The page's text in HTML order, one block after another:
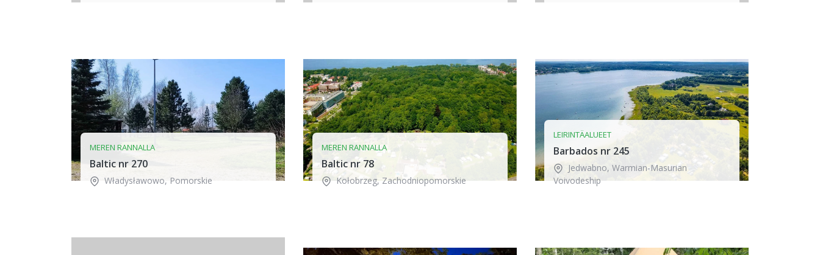
MEREN RANNALLA
Baltic nr 270
Władysławowo, Pomorskie
MEREN RANNALLA
Baltic nr 78
Kołobrzeg,Zachodniopomorskie
LEIRINTÄALUEET
Barbados nr 245
Jedwabno, Warmian-Masurian
Voivodeship